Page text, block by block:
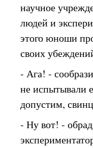
научное
людей и
этого юноши
своих
- Ага! -
не испытывали
допустим,
- Ну вот! -